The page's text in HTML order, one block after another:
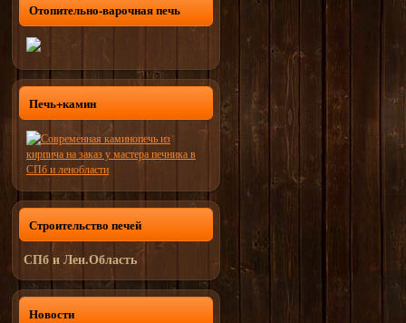
Отопительно-варочная печь
Печь+камин
Строительство печей
СПб и Лен.Область
Новости